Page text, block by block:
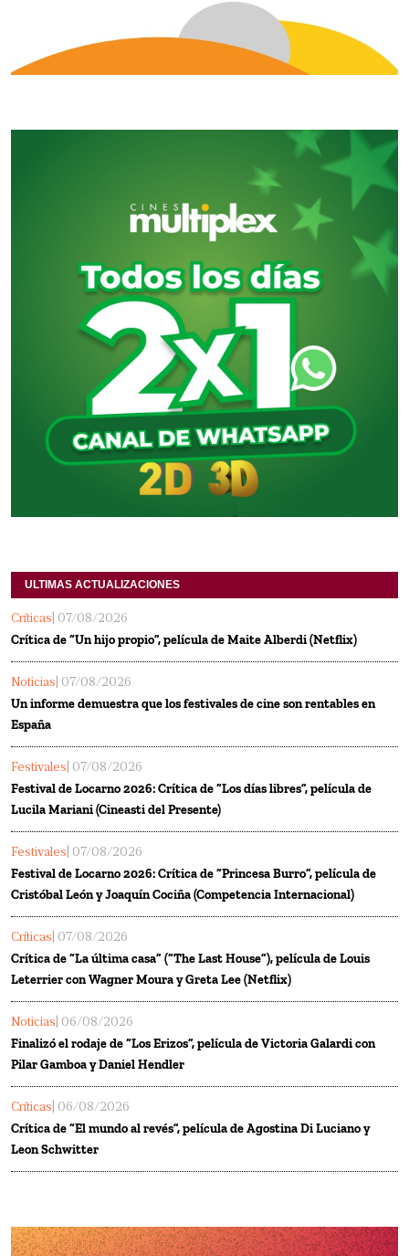
ULTIMAS ACTUALIZACIONES
Críticas | 07/08/2026
Crítica de “Un hijo propio”, película de Maite Alberdi (Netflix)
Noticias | 07/08/2026
Un informe demuestra que los festivales de cine son rentables en
España
Festivales | 07/08/2026
Festival de Locarno 2026: Crítica de “Los días libres”, película de
Lucila Mariani (Cineasti del Presente)
Festivales | 07/08/2026
Festival de Locarno 2026: Crítica de “Princesa Burro”, película de
Cristóbal León y Joaquín Cociña (Competencia Internacional)
Críticas | 07/08/2026
Crítica de “La última casa” (“The Last House”), película de Louis
Leterrier con Wagner Moura y Greta Lee (Netflix)
Noticias | 06/08/2026
Finalizó el rodaje de “Los Erizos”, película de Victoria Galardi con
Pilar Gamboa y Daniel Hendler
Críticas | 06/08/2026
Crítica de “El mundo al revés”, película de Agostina Di Luciano y
Leon Schwitter